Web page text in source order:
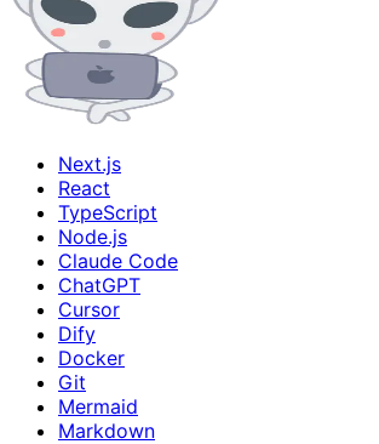
Next.js
React
TypeScript
Node.js
Claude Code
ChatGPT
Cursor
Dify
Docker
Git
Mermaid
Markdown